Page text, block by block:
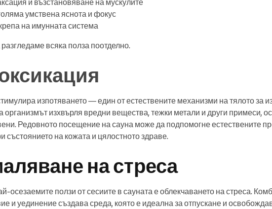
умствена яснота и фокус
на имунната система
всяка полза поотделно.
изпотяването — един от естествените механизми на тялото за
организмът изхвърля вредни вещества, тежки метали и други примеси,
Редовното посещение на сауна може да подпомогне естествените
състоянието на кожата и цялостното здраве.
на стреса
осезаемите ползи от сесиите в сауната е облекчаването на стреса.
и уединение създава среда, която е идеална за отпускане и